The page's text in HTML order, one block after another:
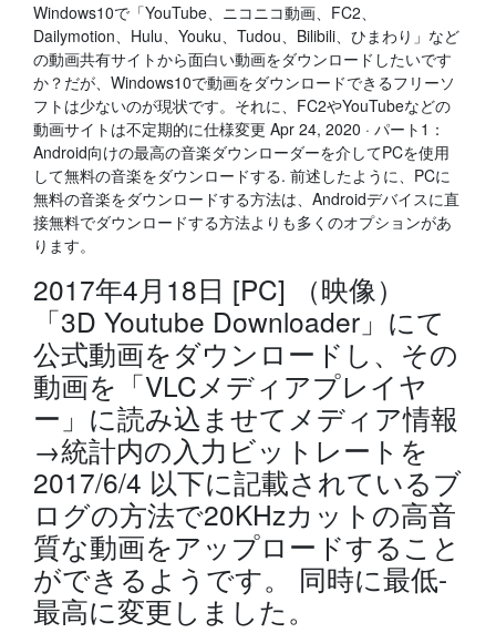
Windows10で「YouTube、ニコニコ動画、FC2、
Dailymotion、Hulu、Youku、Tudou、Bilibili、ひまわり」など
の動画共有サイトから面白い動画をダウンロードしたいです
か？だが、Windows10で動画をダウンロードできるフリーソ
フトは少ないのが現状です。それに、FC2やYouTubeなどの
動画サイトは不定期的に仕様変更 Apr 24, 2020 · パート1：
Android向けの最高の音楽ダウンローダーを介してPCを使用
して無料の音楽をダウンロードする. 前述したように、PCに
無料の音楽をダウンロードする方法は、Androidデバイスに直
接無料でダウンロードする方法よりも多くのオプションがあ
ります。
2017年4月18日 [PC] （映像）
「3D Youtube Downloader」にて
公式動画をダウンロードし、その
動画を「VLCメディアプレイヤ
ー」に読み込ませてメディア情報
→統計内の入力ビットレートを
2017/6/4 以下に記載されているブ
ログの方法で20KHzカットの高音
質な動画をアップロードすること
ができるようです。 同時に最低-
最高に変更しました。